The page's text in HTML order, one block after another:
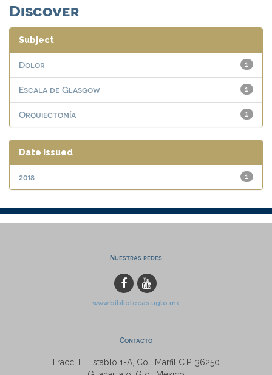
Discover
Subject
1
Dolor
1
Escala de Glasgow
1
Orquiectomía
Date issued
1
2018
Nuestras redes
www.bibliotecas.ugto.mx
Contacto
Fracc. El Establo 1-A, Col. Marfil C.P. 36250